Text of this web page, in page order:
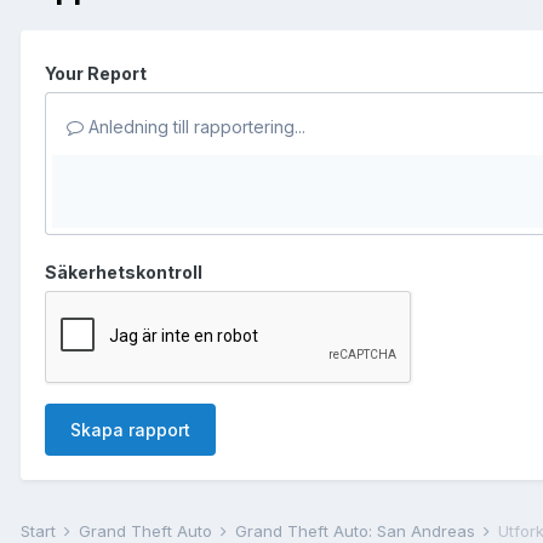
Your Report
Anledning till rapportering...
Säkerhetskontroll
Skapa rapport
Start Grand Theft Auto Grand Theft Auto: San Andreas